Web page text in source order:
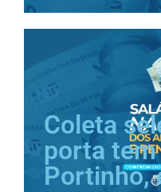
Coleta
porta
Portinho,